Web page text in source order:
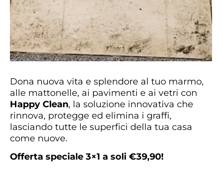
Dona nuova vita e splendore al tuo marmo,
alle mattonelle, ai pavimenti e ai vetri con
Happy Clean, la soluzione innovativa che
rinnova, protegge ed elimina i graffi,
lasciando tutte le superfici della tua casa
come nuove.
Offerta speciale 3×1 a soli €39,90!